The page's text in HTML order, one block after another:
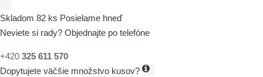
Skladom 82 ks Posielame hneď
Neviete si rady? Objednajte po telefóne
+420 325 611 570
Dopytujete väčšie množstvo kusov?